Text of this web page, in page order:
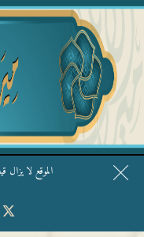
الموقع لا يزال
قال الشيخ ربيع